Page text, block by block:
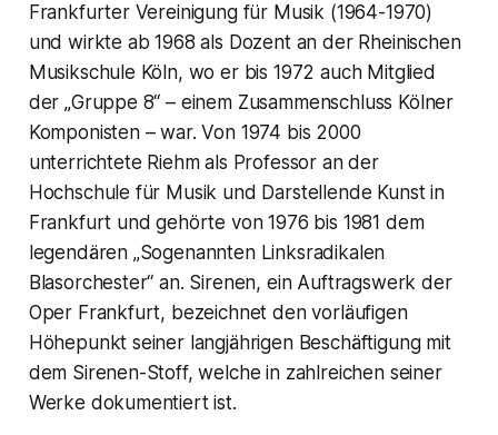
Frankfurter Vereinigung für Musik (1964-1970)
und wirkte ab 1968 als Dozent an der Rheinischen
Musikschule Köln, wo er bis 1972 auch Mitglied
der „Gruppe 8“ – einem Zusammenschluss Kölner
Komponisten – war. Von 1974 bis 2000
unterrichtete Riehm als Professor an der
Hochschule für Musik und Darstellende Kunst in
Frankfurt und gehörte von 1976 bis 1981 dem
legendären „Sogenannten Linksradikalen
Blasorchester“ an. Sirenen, ein Auftragswerk der
Oper Frankfurt, bezeichnet den vorläufigen
Höhepunkt seiner langjährigen Beschäftigung mit
dem Sirenen-Stoff, welche in zahlreichen seiner
Werke dokumentiert ist.